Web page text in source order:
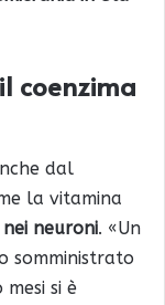
coenzima
dal
la vitamina
neuroni. «Un
somministrato
si è